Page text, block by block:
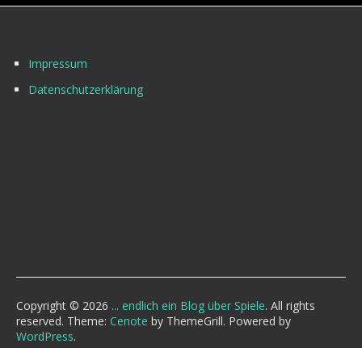
Impressum
Datenschutzerklärung
Copyright © 2026 ... endlich ein Blog über Spiele. All rights
reserved. Theme: Cenote by ThemeGrill. Powered by
WordPress.